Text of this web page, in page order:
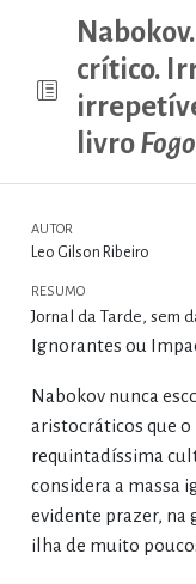
crítico.
livro
AUTOR
Leo Gilson Ribeiro
RESUMO
Jornal da Tarde, sem
Ignorantes ou
Nabokov nunca
aristocráticos que
requintadíssima
considera a massa
evidente prazer, na
ilha de muito